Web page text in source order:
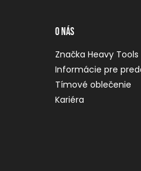
O nás
Značka Heavy Tools
Informácie pre
Tímové oblečenie
Kariéra